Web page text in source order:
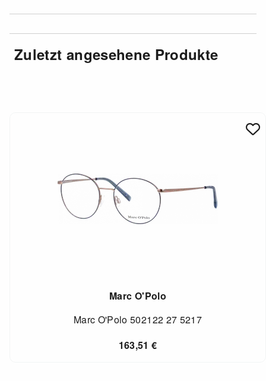
Zuletzt angesehene Produkte
Marc O'Polo
Marc O'Polo 502122 27 5217
163,51€